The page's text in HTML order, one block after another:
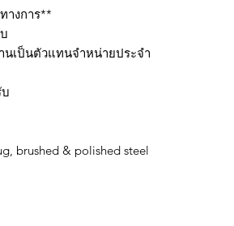
างการ**
นเป็นตัวแทนจำหน่ายประจำ
brushed & polished steel